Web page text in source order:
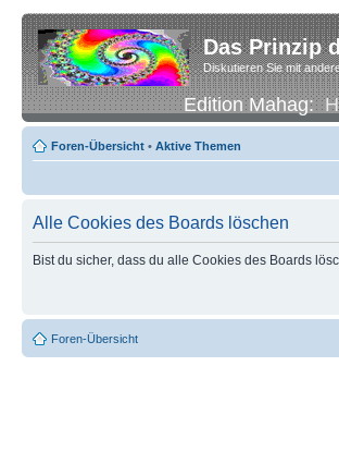
Das Prinzip
Diskutieren Sie mit
Edition Mahag:
Foren-Übersicht • Aktive Themen
Alle Cookies des Boards löschen
Bist du sicher, dass du alle Cookies des Boards
Foren-Übersicht